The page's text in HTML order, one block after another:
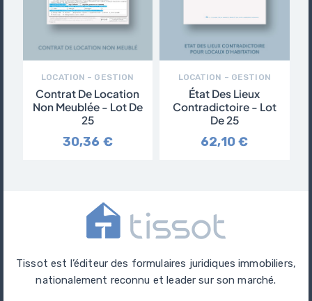
LOCATION – GESTION
Contrat De Location
Non Meublée - Lot De
25
30,36 €
LOCATION – GESTION
État Des Lieux
Contradictoire - Lot
De 25
62,10 €
Tissot est l’éditeur des formulaires juridiques immobiliers,
nationalement reconnu et leader sur son marché.